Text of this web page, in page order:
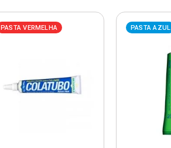
PASTA VERMELHA PASTA AZUL